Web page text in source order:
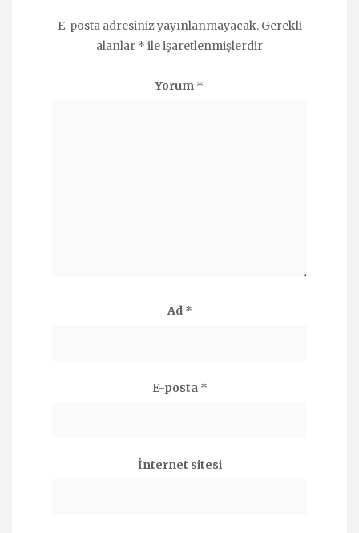
E-posta adresiniz yayınlanmayacak. Gerekli
alanlar * ile işaretlenmişlerdir
Yorum *
Ad *
E-posta *
İnternet sitesi